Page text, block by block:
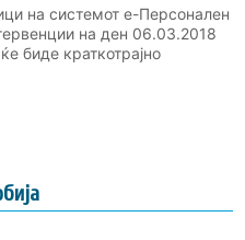
на системот е-Персонален
на ден 06.03.2018
биде краткотрајно